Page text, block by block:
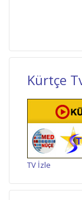
Kürtçe
TV İzle